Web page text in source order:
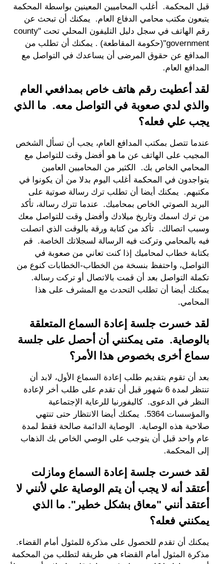
قبل المحكمة. أغلب المحاميين المعينين بواسطة المحكمة
يتبعون مكتب محامي الدفاع العام. يمكنك أن تبحث عن
رقم الهاتف في سجل دليل التليفون المحلي تحت "county
government"(حكومة المقاطعة) . يمكنك أن تطلب من
المدافع عن حقوق المرضى أن يساعدك في التواصل مع
المدافع العام.
لقد أعطيت رقم هاتف خاص بمدافعي العام
والذي لدي صعوبة في التواصل معه. ما الذي
يجب علي فعله؟
عندما تتصل بمكتب المدافع العام، يجب أن تسأل الشخص
المجيب على الهاتف عن ما هو أفضل وقت للتواصل مع
المحامي الخاص بك. الكثير من المحاميين العامين
يتواجدون في المحكمة أغلب اليوم بدلا من أن يكونوا في
مكتبهم. يمكنك أيضا أن تطلب ترك رسالة صوتية على
البريد الصوتي الخاص بمحاميك. عندما تترك رسالة، تأكد
من ترك اسمك وتاريخ ميلادك وأفضل وقت للتواصل معك
وسبب اتصالك. تأكد من كتابة ورقة بالوقت الذي اتصلت
فيه بالمحامي وتركت فيه الرسالة لسجلاتك الخاصة. قم
بكتابة خطاب لمحاميك إذا كنت تعاني من صعوبة في
التواصل، واحتفظ بنسخة من الخطاب-الخطابات كنوع من
تكملة التواصل بعد أن قمت بالاتصال أو تركت رسالة.
يمكنك أيضا أن تطلب التحدث مع المشرف على هذا
المحامي.
لقد خسرت جلسة إعادة السماع المتعلقة
بالوصاية. متى يمكنني أن أحصل على جلسة
سماع أخرى بخصوص هذا الأمر؟
بعد أن تقوم بتقديم طلب إعادة السماع الأول، لابد أن
تنتظر لمدة 6 شهور قبل أن تقدم على طلب أخر لإعادة
النظر في الدعوى. كاليفورنيا للرعاية الإجتماعية
والمؤسسات 5364. يمكنك أيضا الانتظار حتى تنتهي
صلاحية هذه الوصاية. الوصاية الدائمة صالحة فقط لمدة
عام واحد قبل أن يتوجب على الوصي الخاص بك الذهاب
إلى المحكمة.
لقد خسرت جلسة إعادة السماع ومازلت
أعتقد أنه لا يجب أن يتم الوصاية علي لأنني لا
أعتقد أنني "معاق بشكل خطير". ما الذي
يمكنني فعله؟
يمكنك أن تقدم للحصول على مذكرة للمثول أمام القضاء.
مذكرة المثول أمام القضاء هي طريقة لتطلب من المحكمة